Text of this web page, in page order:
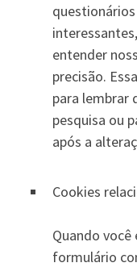
entender
precisão.
para lembrar
pesquisa ou
após a
Cookies
Quando
formulário